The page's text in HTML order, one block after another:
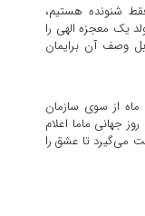
شنونده هستیم،
یک معجزه الهی را
وصف آن برایمان
با ۱۵ اردیبهشت ماه از سوی سازمان
جهانی ماما اعلام
می‌گیرد تا عشق را